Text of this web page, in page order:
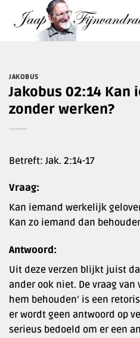
naar
JAKOBUS
Jakobus 02:14 Kan
zonder werken?
Betreft: Jak. 2:14-17
Vraag:
Kan iemand werkelijk
Kan zo iemand dan
Antwoord:
Uit deze verzen blijkt juist
ander ook niet. De vraag van
hem behouden’ is een
er wordt geen antwoord op
serieus bedoeld om er een